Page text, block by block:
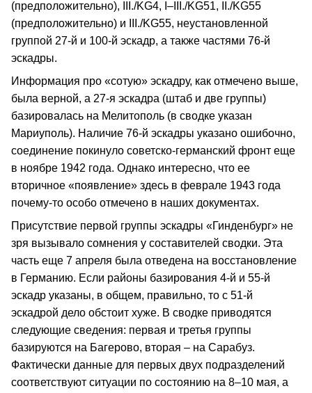
(предположительно), III./KG4, I–III./KG51, II./KG55
(предположительно) и III./KG55, неустановленной
группой 27-й и 100-й эскадр, а также частями 76-й
эскадры.
Информация про «сотую» эскадру, как отмечено выше,
была верной, а 27-я эскадра (штаб и две группы)
базировалась на Мелитополь (в сводке указан
Мариуполь). Наличие 76-й эскадры указано ошибочно,
соединение покинуло советско-германский фронт еще
в ноябре 1942 года. Однако интересно, что ее
вторичное «появление» здесь в феврале 1943 года
почему-то особо отмечено в наших документах.
Присутствие первой группы эскадры «Гинденбург» не
зря вызывало сомнения у составителей сводки. Эта
часть еще 7 апреля была отведена на восстановление
в Германию. Если районы базирования 4-й и 55-й
эскадр указаны, в общем, правильно, то с 51-й
эскадрой дело обстоит хуже. В сводке приводятся
следующие сведения: первая и третья группы
базируются на Багерово, вторая – на Сарабуз.
Фактически данные для первых двух подразделений
соответствуют ситуации по состоянию на 8–10 мая, а